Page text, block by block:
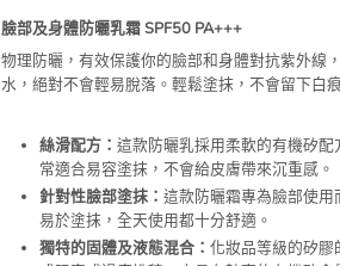
臉部及身體防曬乳霜 SPF50 PA+++
物理防曬，有效保護你的臉部和身體對抗紫外線
水，絕對不會輕易脫落。輕鬆塗抹，不會留下白
絲滑配方： 這款防曬乳採用柔軟的有機矽
常適合易容塗抹，不會給皮膚帶來沉重感。
針對性臉部塗抹： 這款防曬霜專為臉部使
易於塗抹，全天使用都十分舒適。
獨特的固體及液態混合： 化妝品等級的矽膠